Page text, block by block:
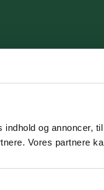
og annoncer,
Vores partnere